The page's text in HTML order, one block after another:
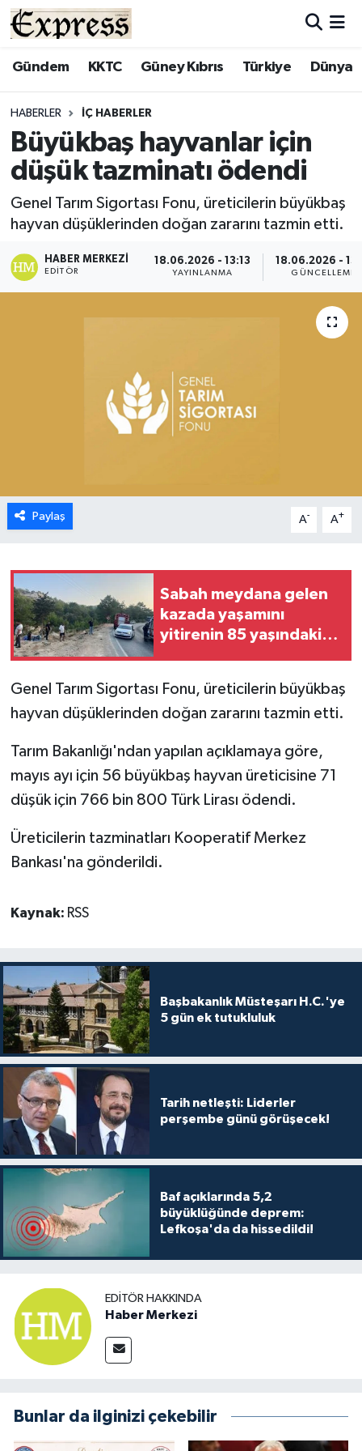
Gündem KKTC Güney Kıbrıs Türkiye Dünya
HABERLER İÇ HABERLER
Büyükbaş hayvanlar için
düşük tazminatı ödendi
Genel Tarım Sigortası Fonu, üreticilerin büyükbaş
hayvan düşüklerinden doğan zararını tazmin etti.
HABER MERKEZI
EDITÖR
18.06.2026 - 13:13
YAYINLANMA
18.06.2026 -
GÜNCELLEME
Paylaş A- A+
Sabah meydana gelen
kazada yaşamını
yitirenin 85 yaşındaki
Genel Tarım Sigortası Fonu, üreticilerin büyükbaş
hayvan düşüklerinden doğan zararını tazmin etti.
Tarım Bakanlığı'ndan yapılan açıklamaya göre,
mayıs ayı için 56 büyükbaş hayvan üreticisine 71
düşük için 766 bin 800 Türk Lirası ödendi.
Üreticilerin tazminatları Kooperatif Merkez
Bankası'na gönderildi.
Kaynak: RSS
Başbakanlık Müsteşarı H.C.'ye
5 gün ek tutukluluk
Tarih netleşti: Liderler
perşembe günü görüşecek!
Baf açıklarında 5,2
büyüklüğünde deprem:
Lefkoşa'da da hissedildi!
EDITÖR HAKKINDA
Haber Merkezi
Bunlar da ilginizi çekebilir
ALAYKÖY
BİLİM
ÇATALKÖY
DÜNYA
EĞİTİM
ESENTEPE
GAZİMAĞUSA
GÜNDEM
İÇ HABERLER
KÜLTÜR SANAT
LAPTA
LEFKOŞA
MAGAZİN
Nöbetçi Eczaneler
ÖZEL HABER
SPOR
TATLISU
TEKNOLOJİ
TİCARET
YAŞAM
Hava Durumu
Süper Lig Puan Durumu ve Fikstür
Tüm Manşetler
Son Dakika Haberleri
Haber Arşivi